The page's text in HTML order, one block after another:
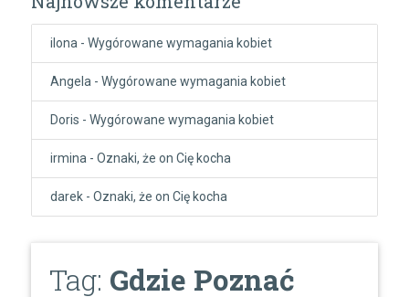
ilona - Wygórowane wymagania kobiet
Angela - Wygórowane wymagania kobiet
Doris - Wygórowane wymagania kobiet
irmina - Oznaki, że on Cię kocha
darek- Oznaki, że on Cię kocha
Tag: Gdzie Poznać